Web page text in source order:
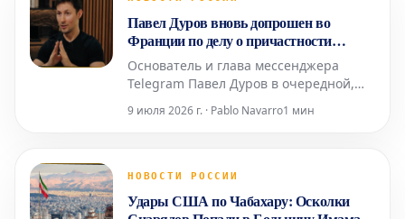
Торгово-промышленной пал
Павел Дуров вновь допрошен во
Франции по делу о причастности
Telegram к преступной деятельности
Основатель и глава мессенджера
Telegram Павел Дуров в очередной,
уже четвертый раз прошел допрос в
Париже. Это произошло в среду, 8
агентство AFP. Следственные судьи,
причастности его платформы к про
9 июля 2026 г. · Pablo Navarro1 мин
НОВОСТИ РОССИИ
Удары США по Чабахару: Осколки